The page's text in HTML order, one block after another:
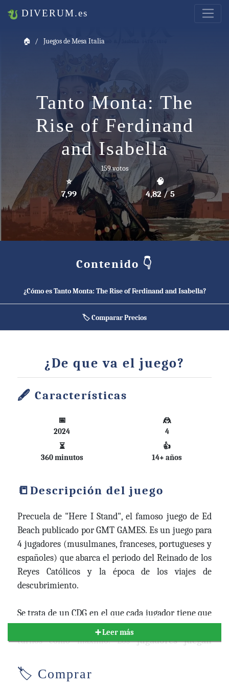
DIVERUM.es
🏠 Juegos de Mesa Italia
Tanto Monta: The
Rise of Ferdinand
and Isabella
159 votos
⭐
7,99
🧠
4,82 / 5
Contenido 👇
¿Cómo es Tanto Monta: The Rise of Ferdinand and Isabella?
🏷️ Comparar Precios
¿De que va el juego?
Características
📅
2024
🤼
4
⏳
360 minutos
👍
14+ años
Descripción del juego
Precuela de "Here I Stand", el famoso juego de Ed
Beach publicado por GMT GAMES. Es un juego para
4 jugadores (musulmanes, franceses, portugueses y
españoles) que abarca el periodo del Reinado de los
Reyes Católicos y la época de los viajes de
descubrimiento.
Se trata de un CDG en el que cada jugador tiene que
alcanzar 45VP para ganar en el transcurso de 7
turnos como máximo. Losjugadores juegan
una lista de
potencia y con un coste específico para cada acción.
➕ Leer más
🏷️ Comprar